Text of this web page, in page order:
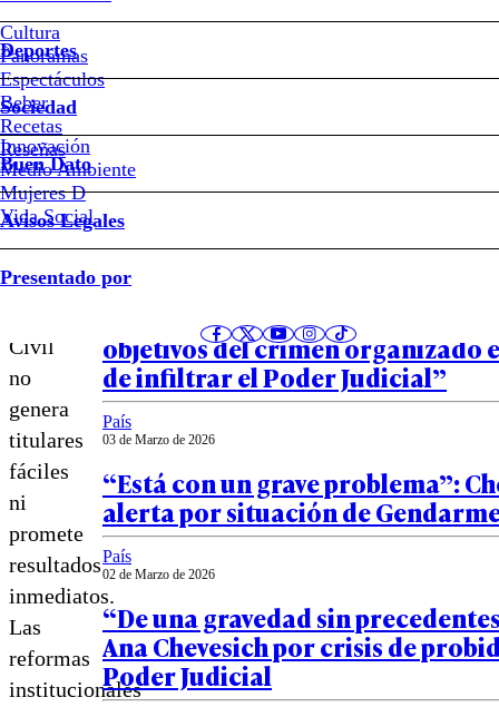
Cultura
Panoramas
Espectáculos
Beber
Recetas
Reseñas
Deportes
Sociedad
Innovación
Medio Ambiente
Mujeres D
Vida Social
Buen Dato
Avisos Legales
Presentado por
de
la
(in)justicia
La
Reforma
Civil
no
genera
titulares
fáciles
ni
promete
resultados
inmediatos.
Las
reformas
institucionales
Notas relacionadas
06 de Marzo de 2026
Gonzalo Arenas: “Uno de los
objetivos del crimen organizado
de infiltrar el Poder Judicial”
País
03 de Marzo de 2026
“Está con un grave problema”:
alerta por situación de
País
02 de Marzo de 2026
“De una gravedad sin
Ana Chevesich por crisis de
Poder Judicial